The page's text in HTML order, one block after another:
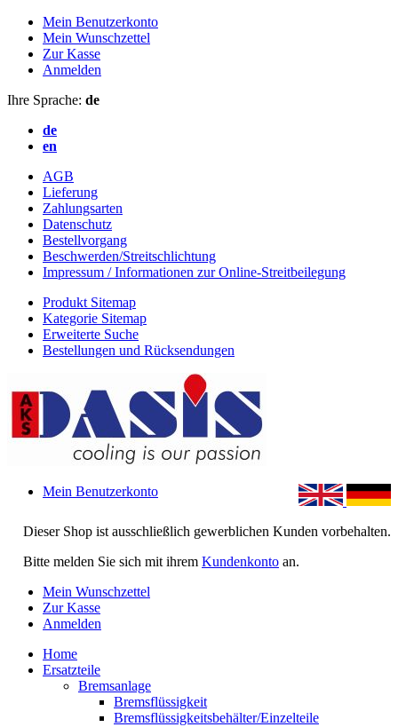
Mein Benutzerkonto
Mein Wunschzettel
Zur Kasse
Anmelden
Ihre Sprache: de
de
en
AGB
Lieferung
Zahlungsarten
Datenschutz
Bestellvorgang
Beschwerden/Streitschlichtung
Impressum / Informationen zur Online-Streitbeilegung
Produkt Sitemap
Kategorie Sitemap
Erweiterte Suche
Bestellungen und Rücksendungen
Dieser Shop ist ausschließlich gewerblichen Kunden vorbehalten.
Bitte melden Sie sich mit ihrem Kundenkonto an.
Mein Benutzerkonto
Mein Wunschzettel
Zur Kasse
Anmelden
Home
Ersatzteile
Bremsanlage
Bremsflüssigkeit
Bremsflüssigkeitsbehälter/Einzelteile